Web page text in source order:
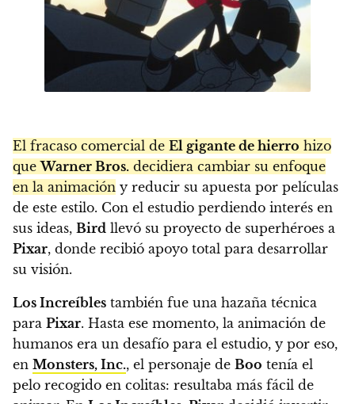
El fracaso comercial de El gigante de hierro hizo
queWarner Bros. decidiera cambiar su enfoque
en la animación y reducir su apuesta por películas
de este estilo. Con el estudio perdiendo interés en
sus ideas, Bird llevó su proyecto de superhéroes a
Pixar, donde recibió apoyo total para desarrollar
su visión.
Los Increíbles también fue una hazaña técnica
para Pixar. Hasta ese momento, la animación de
humanos era un desafío para el estudio, y por eso,
en Monsters, Inc., el personaje de Boo tenía el
pelo recogido en colitas: resultaba más fácil de